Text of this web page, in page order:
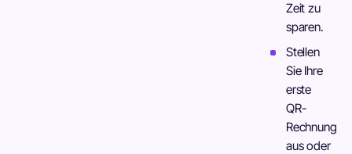
Zeit zu
sparen.
Stellen
Sie Ihre
erste
QR-
Rechnung
aus oder